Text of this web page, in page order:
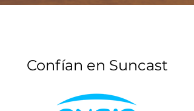
Confían en Suncast